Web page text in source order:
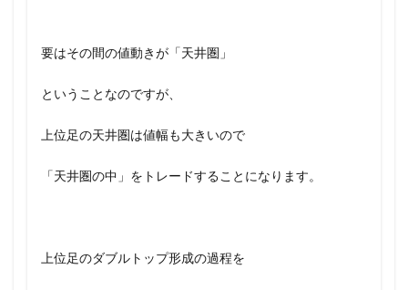
要はその間の値動きが「天井圏」
ということなのですが、
上位足の天井圏は値幅も大きいので
「天井圏の中」をトレードすることになります。
上位足のダブルトップ形成の過程を